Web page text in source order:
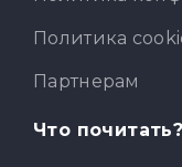
Политика
Партнерам
Что почитать?